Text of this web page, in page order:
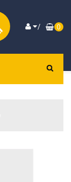
/ 0